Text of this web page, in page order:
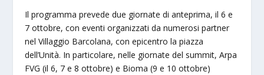
Il programma prevede due giornate di anteprima, il 6 e
7 ottobre, con eventi organizzati da numerosi partner
nel Villaggio Barcolana, con epicentro la piazza
dell’Unità. In particolare, nelle giornate del summit, Arpa
FVG (il 6, 7 e 8 ottobre) e Bioma (9 e 10 ottobre)